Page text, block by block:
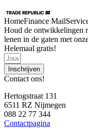
HomeFinance
Houd de ontwikkelingen
lenen in de gaten met
Helemaal gratis!
Inschrijven
Contact ons!
Hertogstraat 131
6511 RZ Nijmegen
088 22 77 344
Contactpagina